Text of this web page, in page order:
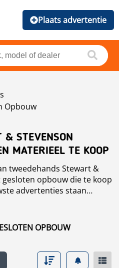
Plaats advertentie
Opbouw
& STEVENSON
MATERIEEL TE KOOP
tweedehands Stewart &
opbouw die te koop
advertenties staan
merk, jaar, prijs,
OPBOUW